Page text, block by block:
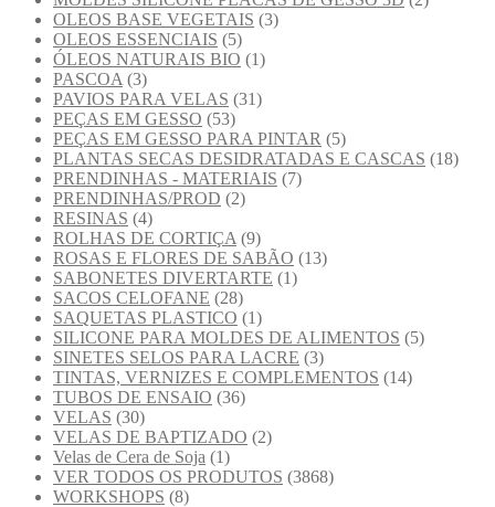
OLEOS BASE VEGETAIS (3)
OLEOS ESSENCIAIS (5)
ÓLEOS NATURAIS BIO (1)
PASCOA (3)
PAVIOS PARA VELAS (31)
PEÇAS EM GESSO (53)
PEÇAS EM GESSO PARA PINTAR (5)
PLANTAS SECAS DESIDRATADAS E CASCAS (18)
PRENDINHAS - MATERIAIS (7)
PRENDINHAS/PROD (2)
RESINAS (4)
ROLHAS DE CORTIÇA (9)
ROSAS E FLORES DE SABÃO (13)
SABONETES DIVERTARTE (1)
SACOS CELOFANE (28)
SAQUETAS PLASTICO (1)
SILICONE PARA MOLDES DE ALIMENTOS (5)
SINETES SELOS PARA LACRE (3)
TINTAS, VERNIZES E COMPLEMENTOS (14)
TUBOS DE ENSAIO (36)
VELAS (30)
VELAS DE BAPTIZADO (2)
Velas de Cera de Soja (1)
VER TODOS OS PRODUTOS (3868)
WORKSHOPS (8)